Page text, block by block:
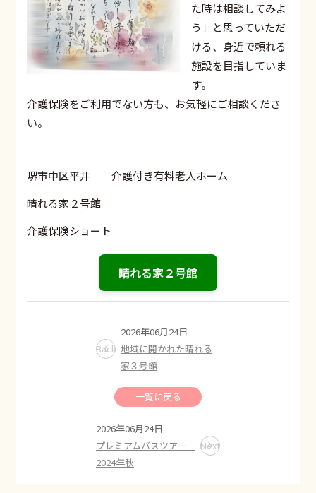
た時は相談してみよ
う」と思っていただ
ける、身近で頼れる
施設を目指していま
す。
介護保険をご利用でない方も、お気軽にご相談くださ
い。
堺市中区平井 介護付き有料老人ホーム
晴れる家２号館
介護保険ショート
晴れる家２号館
Back
2026年06月24日
地域に開かれた晴れる
家３号館
一覧に戻る
2026年06月24日
プレミアムバスツアー
2024年秋
Next